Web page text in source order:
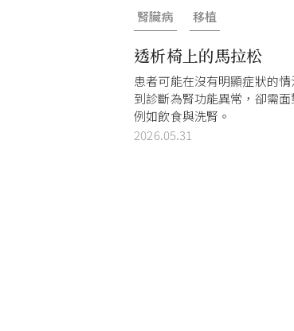
腎臟病 移植
透析椅上的馬拉松
患者可能在沒有明顯症狀的
到診斷為腎功能異常，卻需
例如飲食與洗腎。
2026.05.31